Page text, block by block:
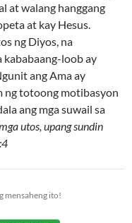
at walang hanggang
at kay Hesus.
ng Diyos, na
kababaang-loob ay
ang Ama ay
ng totoong motibasyon
ang mga suwail sa
utos, upang sundin
mensaheng ito!